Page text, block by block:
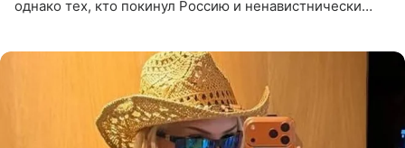
однако тех, кто покинул Россию и ненавистнически